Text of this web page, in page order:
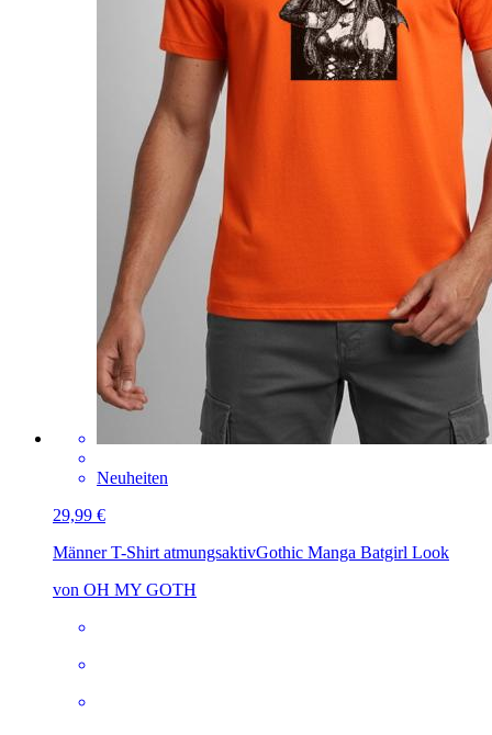
Neuheiten
29,99 €
Männer T-Shirt atmungsaktivGothic Manga Batgirl Look
von OH MY GOTH